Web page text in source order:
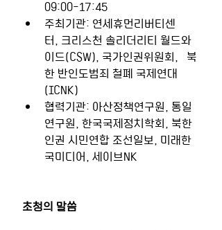
09:00-17:45
주최기관: 연세휴먼리버티센
터, 크리스천 솔리더리티 월드와
이드(CSW), 국가인권위원회,   북
한 반인도범죄 철폐 국제연대
(ICNK)
협력기관: 아산정책연구원, 통일
연구원, 한국국제정치학회, 북한
인권 시민연합 조선일보, 미래한
국미디어, 세이브NK
초청의 말씀